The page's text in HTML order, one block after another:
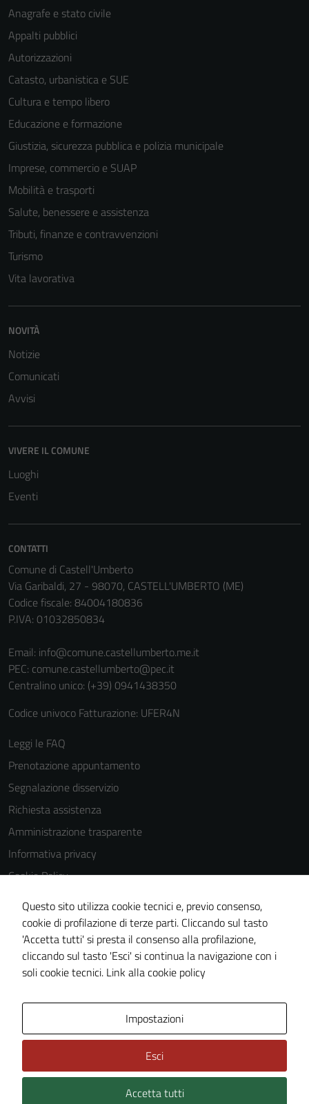
Anagrafe e stato civile
Appalti pubblici
Autorizzazioni
Catasto, urbanistica e SUE
Cultura e tempo libero
Educazione e formazione
Giustizia, sicurezza pubblica e polizia municipale
Imprese, commercio e SUAP
Mobilità e trasporti
Salute, benessere e assistenza
Tributi, finanze e contravvenzioni
Turismo
Vita lavorativa
NOVITÀ
Notizie
Comunicati
Avvisi
VIVERE IL COMUNE
Luoghi
Eventi
CONTATTI
Comune di Castell'Umberto
Via Garibaldi, 27 - 98070, CASTELL'UMBERTO (ME)
Codice fiscale: 84004180836
P.IVA: 01032850834
Email: info@comune.castellumberto.me.it
PEC: comune.castellumberto@pec.it
Centralino unico: (+39) 0941438350
Codice univoco Fatturazione: UFER4N
Leggi le FAQ
Prenotazione appuntamento
Segnalazione disservizio
Richiesta assistenza
Amministrazione trasparente
Informativa privacy
Cookie Policy
Note legali
Dichiarazione di accessibilità
Obiettivi di accessibilità
Piano di miglioramento del sito
Technical Design s.r.l.
Questo sito utilizza cookie tecnici e, previo consenso,
cookie di profilazione di terze parti. Cliccando sul tasto
'Accetta tutti' si presta il consenso alla profilazione,
cliccando sul tasto 'Esci' si continua la navigazione con i
soli cookie tecnici. Link alla cookie policy
Impostazioni
Esci
Accetta tutti
Tecnici
sono necessari
per il
funzionamento
possono
essere